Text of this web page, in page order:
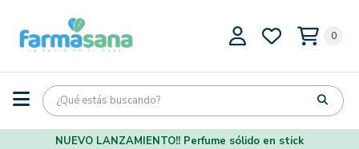
0
NUEVO LANZAMIENTO!! Perfume sólido en stick